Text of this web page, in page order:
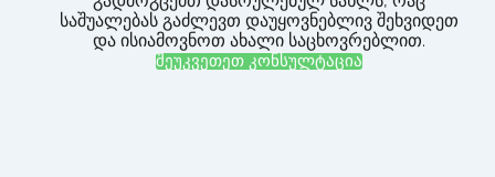
საშუალებას გაძლევთ დაუყოვნებლივ შეხვიდეთ
და ისიამოვნოთ ახალი საცხოვრებლით.
შეუკვეთეთ კონსულტაცია